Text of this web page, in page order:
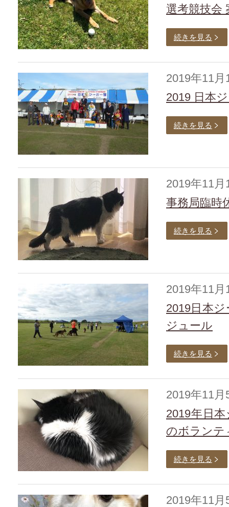
選考競技会
続きを見る
2019年11月
2019 日本
続きを見る
2019年11月
事務局臨時
続きを見る
2019年11月
2019日本
ジュール
続きを見る
2019年11月
2019年日
のボランテ
続きを見る
2019年11月